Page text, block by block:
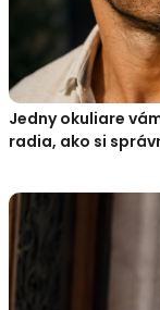
Jedny okuliare
radia, ako si